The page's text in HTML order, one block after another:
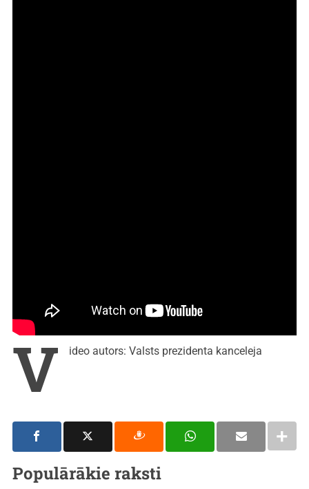
V ideo autors: Valsts prezidenta kanceleja
Populārākie raksti